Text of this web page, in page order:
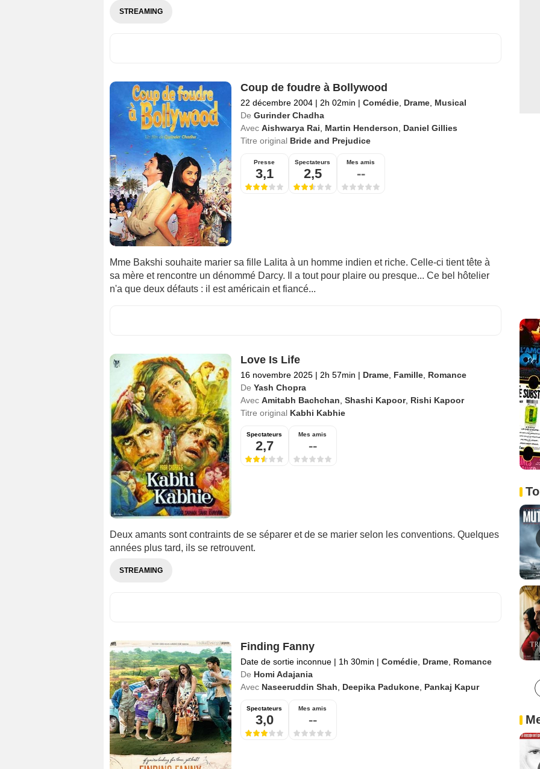
STREAMING
Coup de foudre à Bollywood
22 décembre 2004 | 2h 02min | Comédie, Drame, Musical
De Gurinder Chadha
Avec Aishwarya Rai Martin Henderson
Daniel Gillies
Titre original Bride and Prejudice
Presse
3,1
Spectateurs
2,5
Mes amis
--
Mme Bakshi souhaite marier sa fille Lalita à un homme indien et riche. Celle-ci tient tête à
sa mère et rencontre un dénommé Darcy. Il a tout pour plaire ou presque... Ce bel hôtelier
n'a que deux défauts : il est américain et fiancé...
Love Is Life
16 novembre 2025 | 2h 57min | Drame, Famille, Romance
De Yash Chopra
Avec Amitabh Bachchan Shashi Kapoor, Rishi Kapoor
Titre original Kabhi Kabhie
Spectateurs
2,7
Mes amis
--
Deux amants sont contraints de se séparer et de se marier selon les conventions. Quelques
années plus tard, ils se retrouvent.
STREAMING
Finding Fanny
Date de sortie inconnue | 1h 30min | Comédie, Drame, Romance
De Homi Adajania
Avec Naseeruddin Shah Deepika Padukone, Pankaj Kapur
Spectateurs
3,0
Mes amis
--